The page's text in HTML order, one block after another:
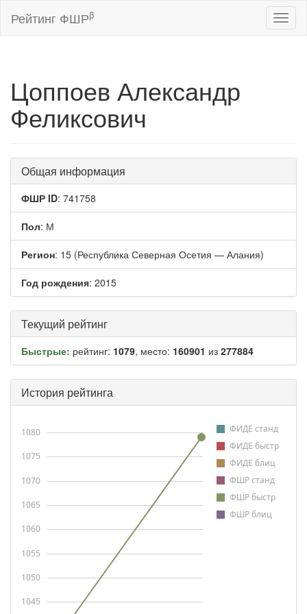
Рейтинг ФШРβ
Цоппоев Александр
Феликсович
Общая информация
ФШР ID: 741758
Пол: М
Регион: 15 (Республика Северная Осетия — Алания)
Год рождения: 2015
Текущий рейтинг
Быстрые: рейтинг: 1079, место: 160901 из 277884
История рейтинга
ФИДЕ станд
ФИДЕ быстр
ФИДЕ блиц
ФШР станд
ФШР быстр
ФШР блиц
1045
1050
1055
1060
1065
1070
1075
1080